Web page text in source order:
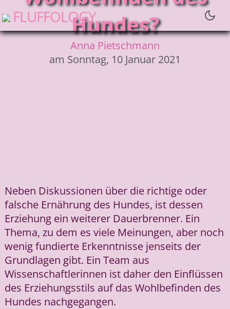
fluffologyHundes?
Anna Pietschmann
am Sonntag, 10 Januar 2021
Neben Diskussionen über die richtige oder
falsche Ernährung des Hundes, ist dessen
Erziehung ein weiterer Dauerbrenner. Ein
Thema, zu dem es viele Meinungen, aber noch
wenig fundierte Erkenntnisse jenseits der
Grundlagen gibt. Ein Team aus
Wissenschaftlerinnen ist daher den Einflüssen
des Erziehungsstils auf das Wohlbefinden des
Hundes nachgegangen.